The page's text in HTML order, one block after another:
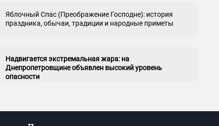
Яблочный Спас (Преображение Господне): история
праздника, обычаи, традиции и народные приметы
Надвигается экстремальная жара: на
Днепропетровщине объявлен высокий уровень
опасности